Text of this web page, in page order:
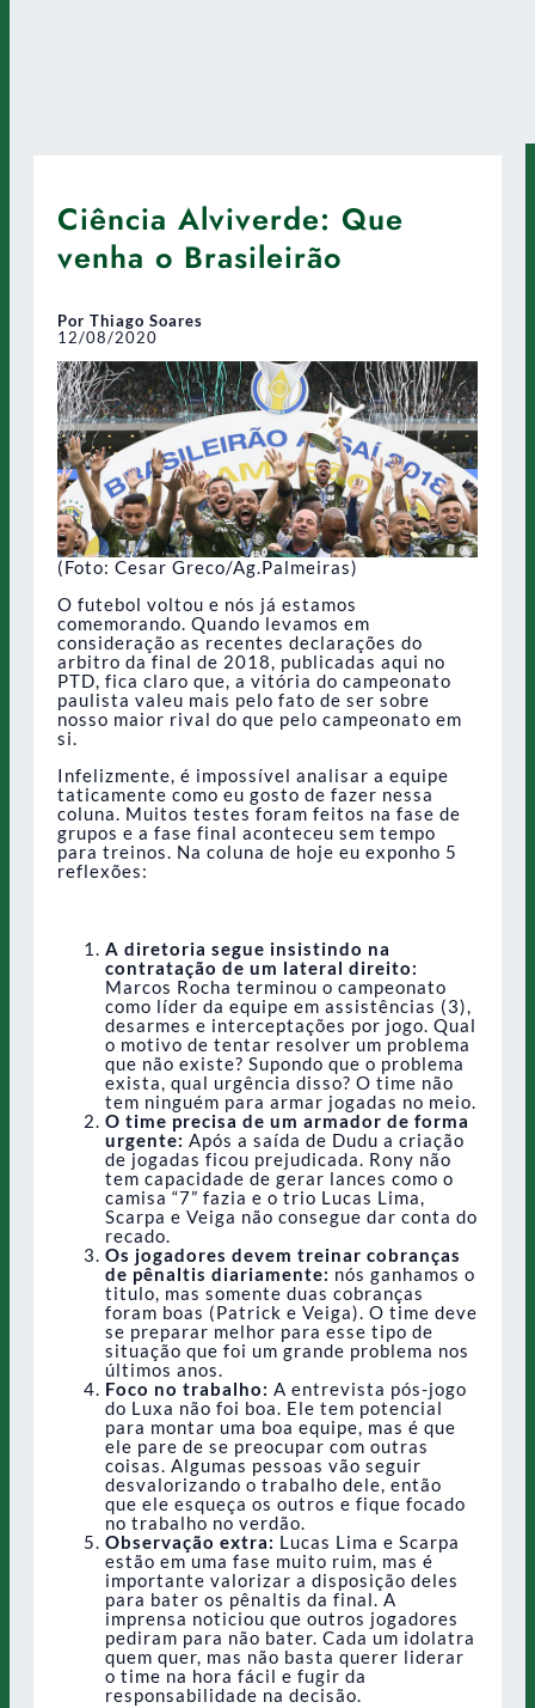
Ciência Alviverde: Que
venha o Brasileirão
Por Thiago Soares
12/08/2020
(Foto: Cesar Greco/Ag.Palmeiras)
O futebol voltou e nós já estamos
comemorando. Quando levamos em
consideração as recentes declarações do
arbitro da final de 2018, publicadas aqui no
PTD, fica claro que, a vitória do campeonato
paulista valeu mais pelo fato de ser sobre
nosso maior rival do que pelo campeonato em
si.
Infelizmente, é impossível analisar a equipe
taticamente como eu gosto de fazer nessa
coluna. Muitos testes foram feitos na fase de
grupos e a fase final aconteceu sem tempo
para treinos. Na coluna de hoje eu exponho 5
reflexões:
A diretoria segue insistindo na
contratação de um lateral direito:
Marcos Rocha terminou o campeonato
como líder da equipe em assistências (3),
desarmes e interceptações por jogo. Qual
o motivo de tentar resolver um problema
que não existe? Supondo que o problema
exista, qual urgência disso? O time não
tem ninguém para armar jogadas no meio.
O time precisa de um armador de forma
urgente: Após a saída de Dudu a criação
de jogadas ficou prejudicada. Rony não
tem capacidade de gerar lances como o
camisa “7” fazia e o trio Lucas Lima,
Scarpa e Veiga não consegue dar conta do
recado.
Os jogadores devem treinar cobranças
de pênaltis diariamente: nós ganhamos o
titulo, mas somente duas cobranças
foram boas (Patrick e Veiga). O time deve
se preparar melhor para esse tipo de
situação que foi um grande problema nos
últimos anos.
Foco no trabalho: A entrevista pós-jogo
do Luxa não foi boa. Ele tem potencial
para montar uma boa equipe, mas é que
ele pare de se preocupar com outras
coisas. Algumas pessoas vão seguir
desvalorizando o trabalho dele, então
que ele esqueça os outros e fique focado
no trabalho no verdão.
Observação extra: Lucas Lima e Scarpa
estão em uma fase muito ruim, mas é
importante valorizar a disposição deles
para bater os pênaltis da final. A
imprensa noticiou que outros jogadores
pediram para não bater. Cada um idolatra
quem quer, mas não basta querer liderar
o time na hora fácil e fugir da
responsabilidade na decisão.